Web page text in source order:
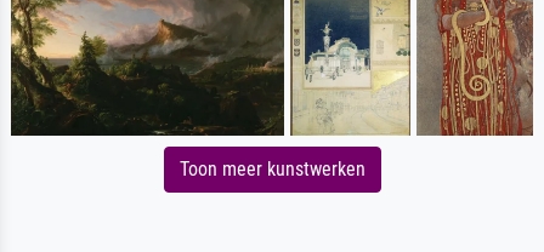
Toon meer kunstwerken